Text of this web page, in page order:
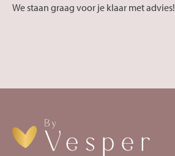
We staan graag voor je klaar met advies!